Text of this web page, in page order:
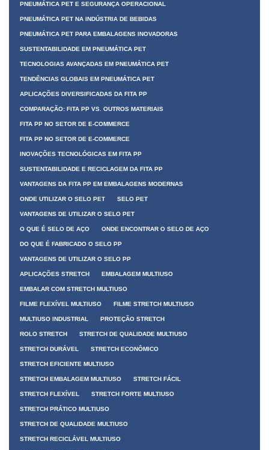
PNEUMÁTICA PET E SEGURANÇA OPERACIONAL
PNEUMÁTICA PET NA INDÚSTRIA DE BEBIDAS
PNEUMÁTICA PET PARA EMBALAGENS INOVADORAS
SUSTENTABILIDADE EM PNEUMÁTICA PET
TECNOLOGIAS AVANÇADAS EM PNEUMÁTICA PET
TENDÊNCIAS GLOBAIS EM PNEUMÁTICA PET
APLICAÇÕES DIVERSIFICADAS DA FITA PP
COMPARAÇÃO: FITA PP VS. OUTROS MATERIAIS
FITA PP NO SETOR DE E-COMMERCE
FITA PP NO SETOR DE E-COMMERCE
INOVAÇÕES TECNOLÓGICAS EM FITA PP
SUSTENTABILIDADE E RECICLAGEM DA FITA PP
VANTAGENS DA FITA PP EM EMBALAGENS MODERNAS
ONDE UTILIZAR O SELO PET SELO PET
VANTAGENS DE UTILIZAR O SELO PET
O QUE É SELO DE AÇO ONDE ENCONTRAR O SELO DE AÇO
DO QUE É FABRICADO O SELO PP
VANTAGENS DE UTILIZAR O SELO PP
APLICAÇÕES STRETCH EMBALAGEM MULTIUSO
EMBALAR COM STRETCH MULTIUSO
FILME FLEXÍVEL MULTIUSO FILME STRETCH MULTIUSO
MULTIUSO INDUSTRIAL PROTEÇÃO STRETCH
ROLO STRETCH STRETCH DE QUALIDADE MULTIUSO
STRETCH DURÁVEL STRETCH ECONÔMICO
STRETCH EFICIENTE MULTIUSO
STRETCH EMBALAGEM MULTIUSO STRETCH FÁCIL
STRETCH FLEXÍVEL STRETCH FORTE MULTIUSO
STRETCH PRÁTICO MULTIUSO
STRETCH DE QUALIDADE MULTIUSO
STRETCH RECICLÁVEL MULTIUSO